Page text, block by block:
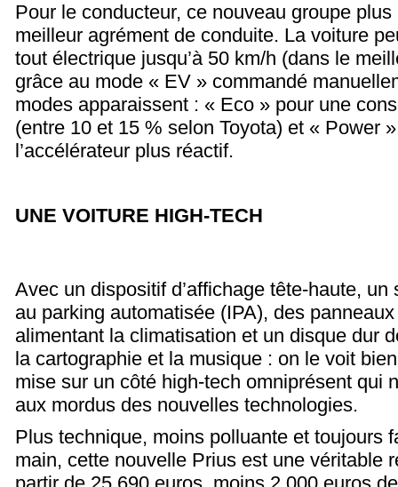
Pour le conducteur, ce nouveau groupe
meilleur agrément de conduite. La voiture
tout électrique jusqu’à 50 km/h (dans le
grâce au mode « EV » commandé
modes apparaissent : « Eco » pour une
(entre 10 et 15 % selon Toyota) et « Power
l’accélérateur plus réactif.
UNE VOITURE HIGH-TECH
Avec un dispositif d’affichage tête-haute, un
au parking automatisée (IPA), des
alimentant la climatisation et un disque dur
la cartographie et la musique : on le voit
mise sur un côté high-tech omniprésent qui
aux mordus des nouvelles technologies.
Plus technique, moins polluante et toujours
main, cette nouvelle Prius est une véritable